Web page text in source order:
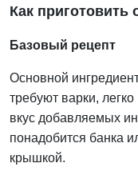
Как приготовить
Базовый рецепт
Основной
требуют варки,
вкус добавляемых
понадобится банка
крышкой.